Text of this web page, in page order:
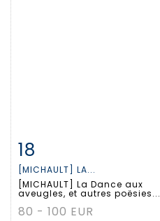
Item detail
18
[MICHAULT] LA...
[MICHAULT] La Dance aux
aveugles, et autres poësies...
80 - 100 EUR